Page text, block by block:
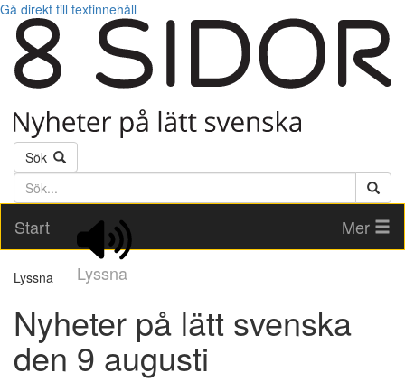
Gå direkt till textinnehåll
Sök
Söktext
Start
Lyssna
Mer
Lyssna
Nyheter på lätt svenska
den 9 augusti